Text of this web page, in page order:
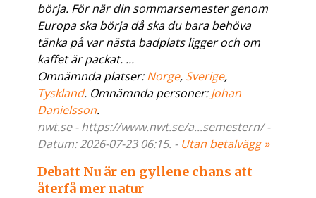
börja. För när din sommarsemester genom
Europa ska börja då ska du bara behöva
tänka på var nästa badplats ligger och om
kaffet är packat. ...
Omnämnda platser:Norge, Sverige,
Tyskland. Omnämnda personer:Johan
Danielsson.
nwt.se - https://www.nwt.se/a...semestern/ -
Datum: 2026-07-23 06:15. - Utan betalvägg »
Debatt Nu är en gyllene chans att
återfå mer natur